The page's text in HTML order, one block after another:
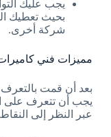
يجب عليك
بحيث تعطيك
شركة أخرى.
مميزات فني
بعد أن قمت
يجب أن تتعرف على
عبر النظر إلى النقاط